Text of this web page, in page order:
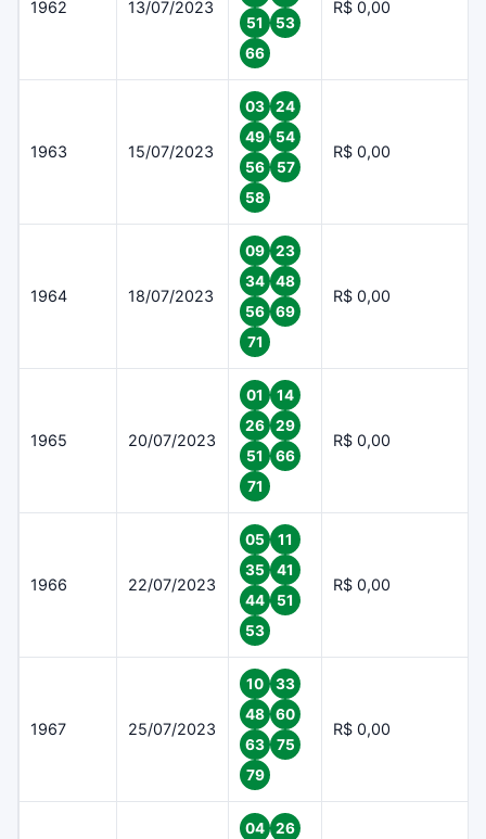
1962 13/07/2023
51
53
66
R$ 0,00
1963 15/07/2023
03
24
49
54
56
57
58
R$ 0,00
1964 18/07/2023
09
23
34
48
56
69
71
R$ 0,00
1965 20/07/2023
01
14
26
29
51
66
71
R$ 0,00
1966 22/07/2023
05
11
35
41
44
51
53
R$ 0,00
1967 25/07/2023
10
33
48
60
63
75
79
R$ 0,00
04
26